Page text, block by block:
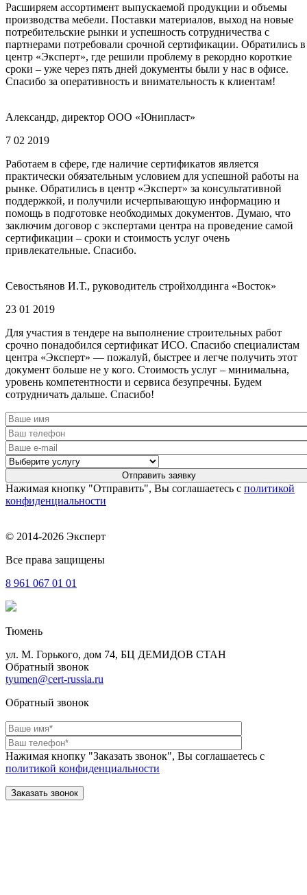
Расширяем ассортимент выпускаемой продукции и объемы
производства мебели. Поставки материалов, выход на новые
потребительские рынки и успешность сотрудничества с
партнерами потребовали срочной сертификации. Обратились в
центр «Эксперт», где решили проблему в рекордно короткие
сроки – уже через пять дней документы были у нас в офисе.
Спасибо за оперативность и внимательность к клиентам!
Александр, директор ООО «Юнипласт»
7 02 2019
Работаем в сфере, где наличие сертификатов является
практически обязательным условием для успешной работы на
рынке. Обратились в центр «Эксперт» за консультативной
поддержкой, и получили исчерпывающую информацию и
помощь в подготовке необходимых документов. Думаю, что
заключим договор с экспертами центра на проведение самой
сертификации – сроки и стоимость услуг очень
привлекательные. Спасибо.
Севостьянов И.Т., руководитель стройхолдинга «Восток»
23 01 2019
Для участия в тендере на выполнение строительных работ
срочно понадобился сертификат ИСО. Спасибо специалистам
центра «Эксперт» — пожалуй, быстрее и легче получить этот
документ больше не у кого. Стоимость услуг – минимальна,
уровень компетентности и сервиса безупречны. Будем
сотрудничать дальше. Спасибо!
Нажимая кнопку "Отправить", Вы соглашаетесь с политикой
конфиденциальности
© 2014-2026 Эксперт
Все права защищены
8 961 067 01 01
Тюмень
ул. М. Горького, дом 74, БЦ ДЕМИДОВ СТАН
Обратный звонок
tyumen@cert-russia.ru
Обратный звонок
Нажимая кнопку "Заказать звонок", Вы соглашаетесь с
политикой конфиденциальности